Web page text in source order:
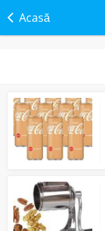
Acasă